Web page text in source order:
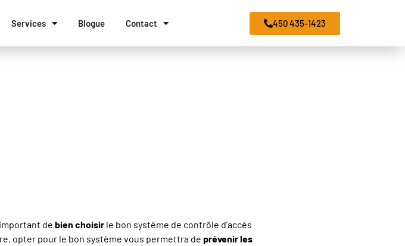
Services Blogue Contact 450 435-1423
de bien choisir le bon système de contrôle d’accès
opter pour le bon système vous permettra de prévenir les